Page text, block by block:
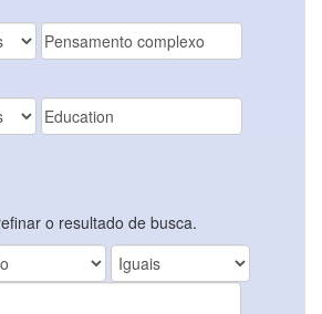
o resultado de busca.